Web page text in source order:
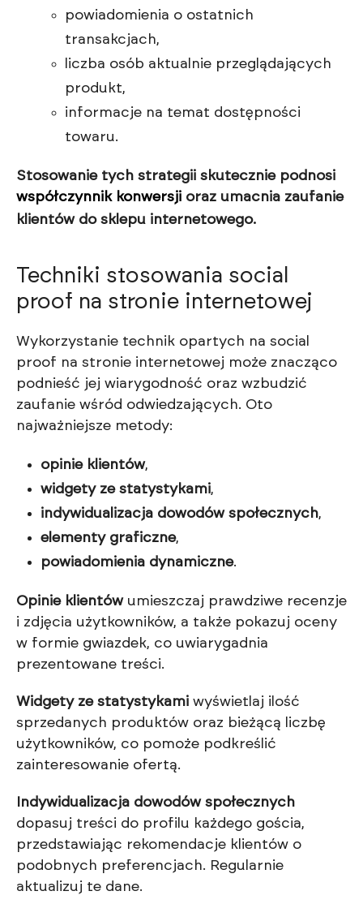
powiadomienia o ostatnich
transakcjach,
liczba osób aktualnie przeglądających
produkt,
informacje na temat dostępności
towaru.
Stosowanie tych strategii skutecznie podnosi
współczynnik konwersji oraz umacnia zaufanie
klientów do sklepu internetowego.
Techniki stosowania social
proof na stronie internetowej
Wykorzystanie technik opartych na social
proof na stronie internetowej może znacząco
podnieść jej wiarygodność oraz wzbudzić
zaufanie wśród odwiedzających. Oto
najważniejsze metody:
opinie klientów,
widgety ze statystykami,
indywidualizacja dowodów społecznych,
elementy graficzne,
powiadomienia dynamiczne.
Opinie klientówumieszczaj prawdziwe recenzje
i zdjęcia użytkowników, a także pokazuj oceny
w formie gwiazdek, co uwiarygadnia
prezentowane treści.
Widgety ze statystykami wyświetlaj ilość
sprzedanych produktów oraz bieżącą liczbę
użytkowników, co pomoże podkreślić
zainteresowanie ofertą.
Indywidualizacja dowodów społecznych
dopasuj treści do profilu każdego gościa,
przedstawiając rekomendacje klientów o
podobnych preferencjach. Regularnie
aktualizuj te dane.